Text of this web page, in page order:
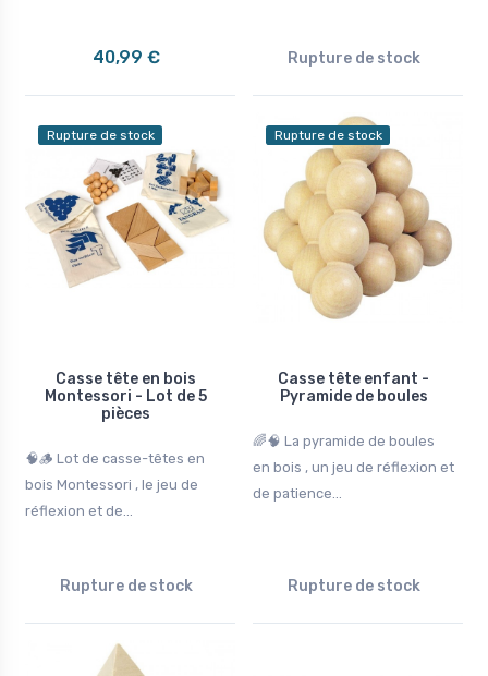
40,99 € Rupture de stock
Rupture de stock
Casse tête en bois
Montessori - Lot de 5
pièces
🧠🪵 Lot de casse-têtes en
bois Montessori , le jeu de
réflexion et de...
Rupture de stock
Rupture de stock
Casse tête enfant -
Pyramide de boules
🌈🧠 La pyramide de boules
en bois , un jeu de réflexion et
de patience...
Rupture de stock